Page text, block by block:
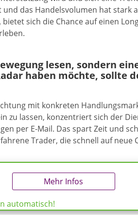
das Handelsvolumen hat stark
sich die Chance auf einen
lesen, sondern
haben möchte, sollte
mit konkreten
zu lassen, konzentriert sich der
per E-Mail. Das spart Zeit und
Trader, die schnell auf neue
Mehr Infos
automatisch!